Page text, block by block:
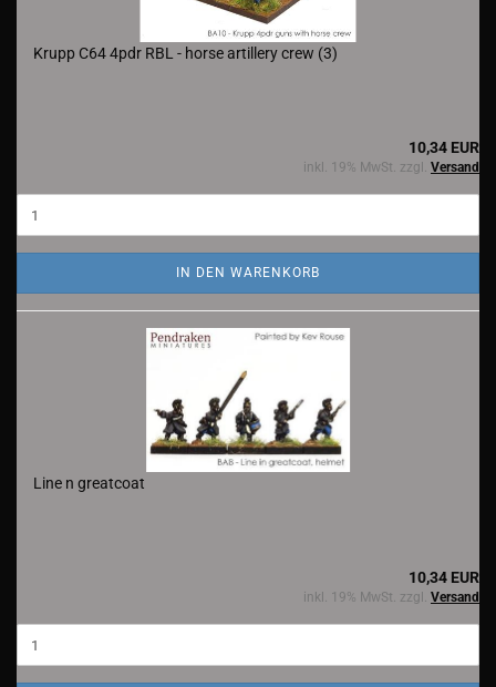
Krupp C64 4pdr RBL - horse artillery crew (3)
10,34 EUR
inkl. 19% MwSt. zzgl. Versand
IN DEN WARENKORB
Line n greatcoat
10,34 EUR
inkl. 19% MwSt. zzgl. Versand